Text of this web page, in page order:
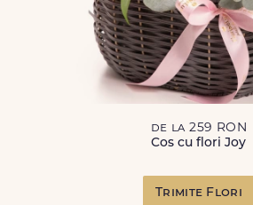
de la 259 RON
Cos cu flori Joy
Trimite Flori